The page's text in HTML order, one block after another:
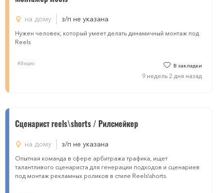
на дому з/п не указана
Нужен человек, который умеет делать динамичный монтаж под
Reels
#Видео В закладки
9 недель 2 дня назад
Сценарист reels\shorts / Рилсмейкер
на дому з/п не указана
Опытная команда в сфере арбитража трафика, ищет
талантливого сценариста для генерации подходов и сценариев
под монтаж рекламных роликов в стиле Reels\shorts.